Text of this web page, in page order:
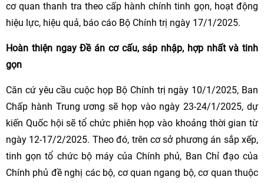
cơ quan thanh tra theo cấp hành chính tinh gọn, hoạt động
hiệu lực, hiệu quả, báo cáo Bộ Chính trị ngày 17/1/2025.
Hoàn thiện ngay Đề án cơ cấu, sáp nhập, hợp nhất và tinh
gọn
Căn cứ yêu cầu cuộc họp Bộ Chính trị ngày 10/1/2025, Ban
Chấp hành Trung ương sẽ họp vào ngày 23-24/1/2025, dự
kiến Quốc hội sẽ tổ chức phiên họp vào khoảng thời gian từ
ngày 12-17/2/2025. Theo đó, trên cơ sở phương án sắp xếp,
tinh gọn tổ chức bộ máy của Chính phủ, Ban Chỉ đạo của
Chính phủ đề nghị các bộ, cơ quan ngang bộ, cơ quan thuộc